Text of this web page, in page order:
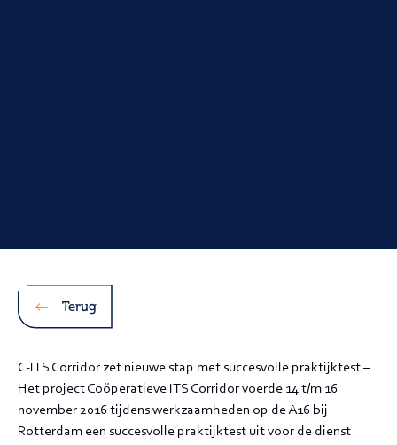
Terug
C-ITS Corridor zet nieuwe stap met succesvolle praktijktest –
Het project Coöperatieve ITS Corridor voerde 14 t/m 16
november 2016 tijdens werkzaamheden op de A16 bij
Rotterdam een succesvolle praktijktest uit voor de dienst